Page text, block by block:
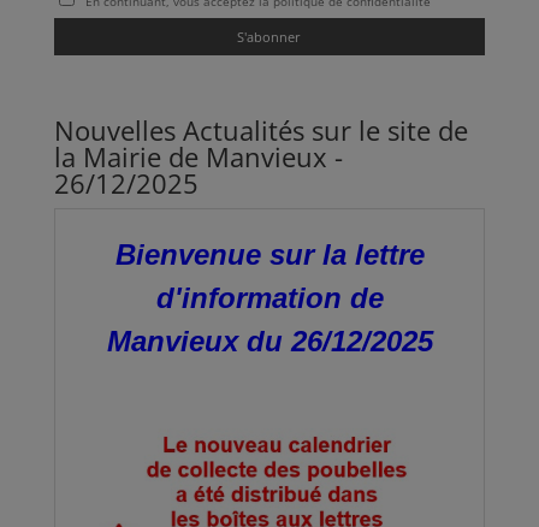
Nouvelles Actualités sur le site de
la Mairie de Manvieux -
26/12/2025